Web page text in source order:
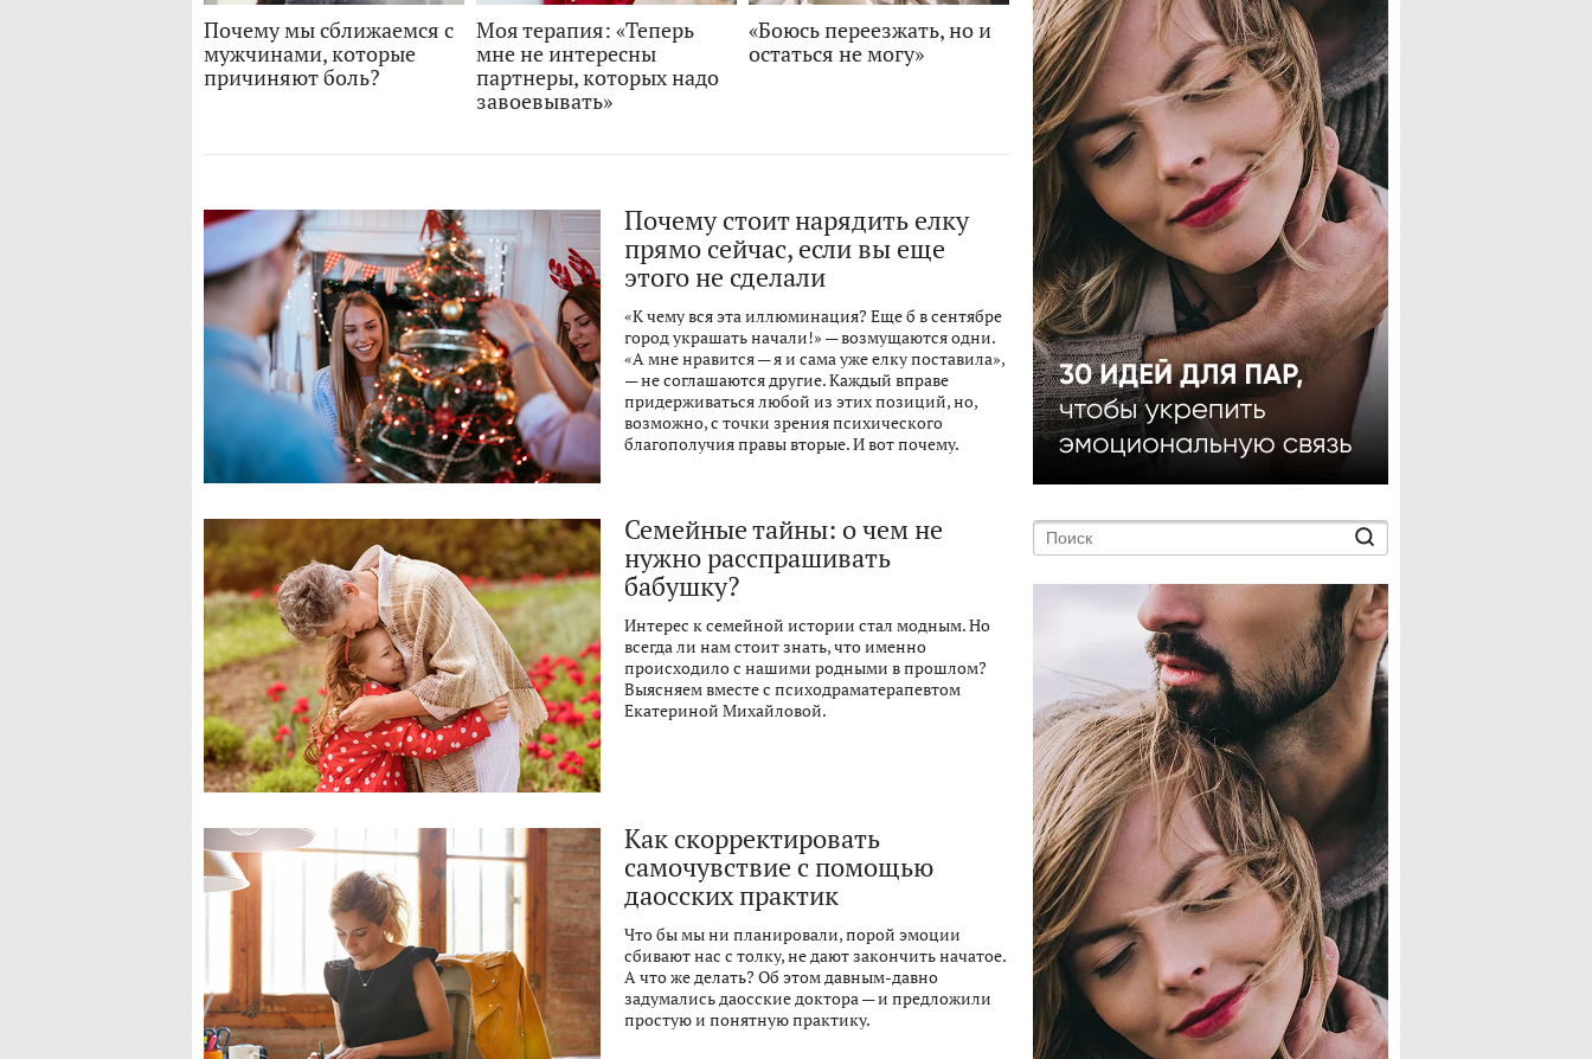
Почему мы сближаемся с
мужчинами, которые
причиняют боль?
Моя терапия: «Теперь
мне не интересны
партнеры, которых надо
завоевывать»
«Боюсь переезжать, но и
остаться не могу»
Почему стоит нарядить елку
прямо сейчас, если вы еще
этого не сделали
«К чему вся эта иллюминация? Еще б в сентябре
город украшать начали!» — возмущаются одни.
«А мне нравится — я и сама уже елку поставила»,
— не соглашаются другие. Каждый вправе
придерживаться любой из этих позиций, но,
возможно, с точки зрения психического
благополучия правы вторые. И вот почему.
Семейные тайны: о чем не
нужно расспрашивать
бабушку?
Интерес к семейной истории стал модным. Но
всегда ли нам стоит знать, что именно
происходило с нашими родными в прошлом?
Выясняем вместе с психодраматерапевтом
Екатериной Михайловой.
Как скорректировать
самочувствие с помощью
даосских практик
Что бы мы ни планировали, порой эмоции
сбивают нас с толку, не дают закончить начатое.
А что же делать? Об этом давным-давно
задумались даосские доктора — и предложили
простую и понятную практику.